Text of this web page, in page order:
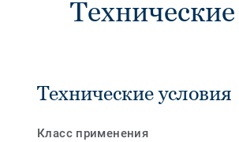
Технические условия
Класс применения